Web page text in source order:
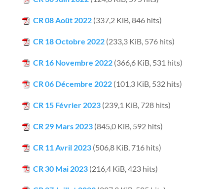
CR 08 Août 2022(337,2 KiB, 846 hits)
CR 18 Octobre 2022(233,3 KiB, 576 hits)
CR 16 Novembre 2022(366,6 KiB, 531 hits)
CR 06 Décembre 2022(101,3 KiB, 532 hits)
CR 15 Février 2023(239,1 KiB, 728 hits)
CR 29 Mars 2023(845,0 KiB, 592 hits)
CR 11 Avril 2023(506,8 KiB, 716 hits)
CR 30 Mai 2023(216,4 KiB, 423 hits)